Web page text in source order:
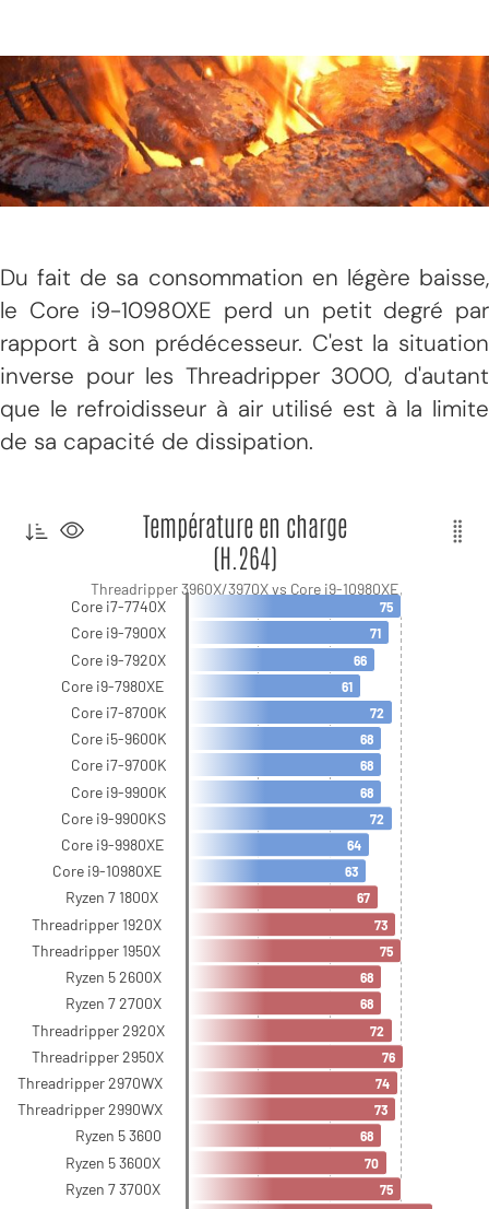
Du fait de sa consommation en légère baisse,
le Core i9-10980XE perd un petit degré par
rapport à son prédécesseur. C'est la situation
inverse pour les Threadripper 3000, d'autant
que le refroidisseur à air utilisé est à la limite
de sa capacité de dissipation.